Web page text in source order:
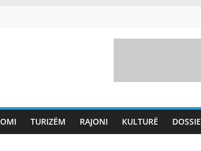
TURIZËM RAJONI KULTURË